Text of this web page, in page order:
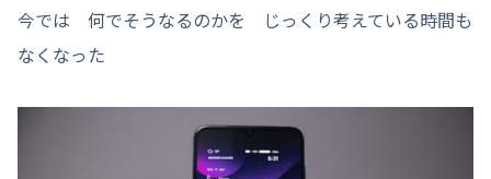
今では 何でそうなるのかを じっくり考えている時間も
なくなった